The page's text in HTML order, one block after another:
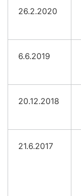
26.2.2020
6.6.2019
20.12.2018
21.6.2017